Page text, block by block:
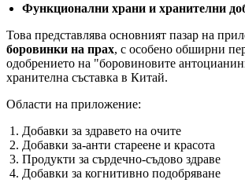
Функционални храни и хранителни
Това представлява основният пазар на
боровинки на прах, с особено обширни
одобрението на "боровиновите
хранителна съставка в Китай.
Области на приложение:
Добавки за здравето на очите
Добавки за-анти стареене и красота
Продукти за сърдечно-съдово здраве
Добавки за когнитивно подобряване